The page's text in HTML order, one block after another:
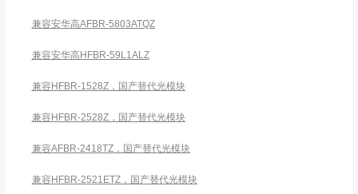
兼容安华高AFBR-5803ATQZ
兼容安华高HFBR-59L1ALZ
兼容HFBR-1528Z，国产替代光模块
兼容HFBR-2528Z，国产替代光模块
兼容AFBR-2418TZ，国产替代光模块
兼容HFBR-2521ETZ，国产替代光模块